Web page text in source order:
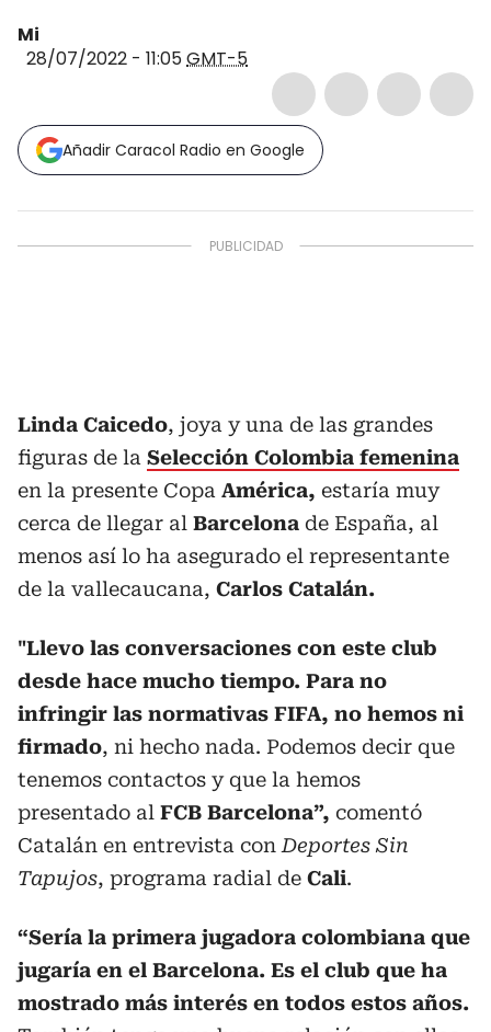
Mi
28/07/2022 - 11:05GMT-5
Añadir Caracol Radio en Google
Linda Caicedo, joya y una de las grandes
figuras de la Selección Colombia femenina
en la presente Copa América, estaría muy
cerca de llegar al Barcelona de España, al
menos así lo ha asegurado el representante
de la vallecaucana, Carlos Catalán.
"Llevo las conversaciones con este club
desde hace mucho tiempo. Para no
infringir las normativas FIFA, no hemos ni
firmado, ni hecho nada. Podemos decir que
tenemos contactos y que la hemos
presentado al FCB Barcelona”, comentó
Catalán en entrevista con Deportes Sin
Tapujos, programa radial de Cali.
“Sería la primera jugadora colombiana que
jugaría en el Barcelona. Es el club que ha
mostrado más interés en todos estos años.